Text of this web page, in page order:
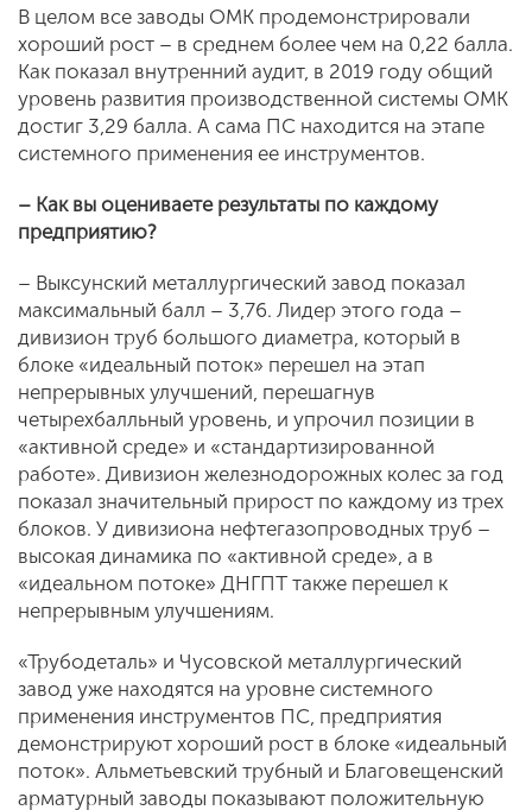
В целом все заводы ОМК продемонстрировали
хороший рост – в среднем более чем на 0,22 балла.
Как показал внутренний аудит, в 2019 году общий
уровень развития производственной системы ОМК
достиг 3,29 балла. А сама ПС находится на этапе
системного применения ее инструментов.
– Как вы оцениваете результаты по каждому
предприятию?
– Выксунский металлургический завод показал
максимальный балл – 3,76. Лидер этого года –
дивизион труб большого диаметра, который в
блоке «идеальный поток» перешел на этап
непрерывных улучшений, перешагнув
четырехбалльный уровень, и упрочил позиции в
«активной среде» и «стандартизированной
работе». Дивизион железнодорожных колес за год
показал значительный прирост по каждому из трех
блоков. У дивизиона нефтегазопроводных труб –
высокая динамика по «активной среде», а в
«идеальном потоке» ДНГПТ также перешел к
непрерывным улучшениям.
«Трубодеталь» и Чусовской металлургический
завод уже находятся на уровне системного
применения инструментов ПС, предприятия
демонстрируют хороший рост в блоке «идеальный
поток». Альметьевский трубный и Благовещенский
арматурный заводы показывают положительную